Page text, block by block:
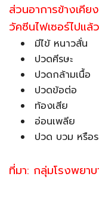
ส่วนอาการข้างเคี
วัคซีนไฟเซอร์ไปแล้
มีไข้ หนาวสั่น
ปวดศีรษะ
ปวดกล้ามเนื้อ
ปวดข้อต่อ
ท้องเสีย
อ่อนเพลีย
ปวด บวม หรือ
ที่มา: กลุ่มโรงพยา